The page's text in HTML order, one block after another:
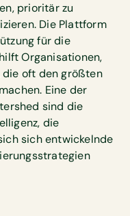
prioritär zu
Die Plattform
für die
Organisationen,
die oft den größten
Eine der
sind die
die
sich entwickelnde